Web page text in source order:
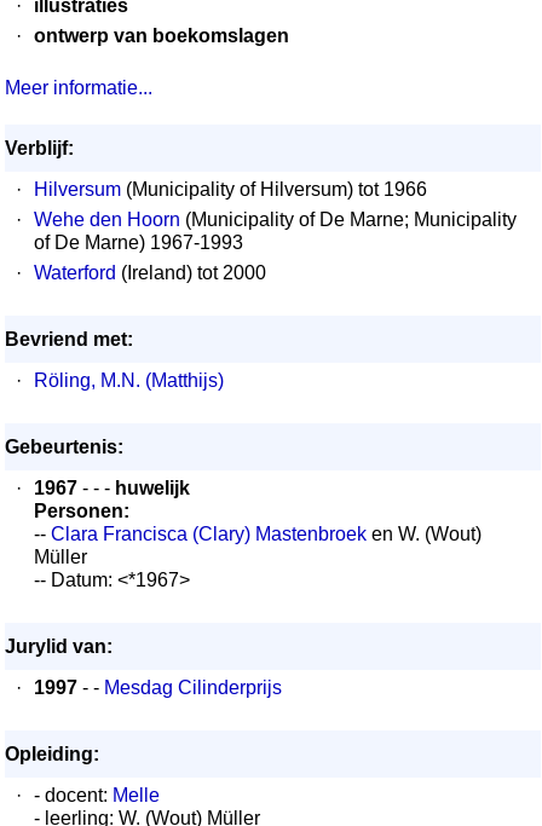
·
illustraties
·
ontwerp van boekomslagen
Meer informatie...
Verblijf:
·
Hilversum (Municipality of Hilversum) tot 1966
·
Wehe den Hoorn (Municipality of De Marne; Municipality
of De Marne) 1967-1993
·
Waterford (Ireland) tot 2000
Bevriend met:
·
Röling, M.N. (Matthijs)
Gebeurtenis:
·
1967 - - - huwelijk
Personen:
-- Clara Francisca (Clary) Mastenbroek en W. (Wout)
Müller
-- Datum: <*1967>
Jurylid van:
·
1997 - - Mesdag Cilinderprijs
Opleiding:
·
- docent: Melle
- leerling: W. (Wout) Müller